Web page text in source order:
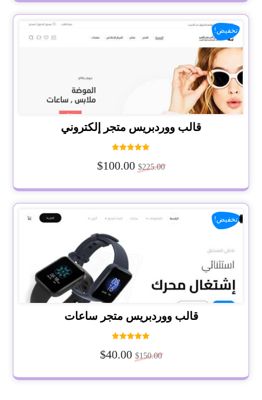
قالب ووردبريس متجر إلكتروني
5.00
من 5
$225.00
$100.00
تخفيض!
قالب ووردبريس متجر ساعات
5.00
من 5
$150.00
$40.00
تخفيض!